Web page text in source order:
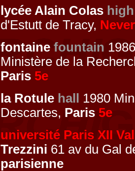
lycée Alain Colas
d'Estutt de Tracy,
fontaine fountain
Ministère de la
Paris 5e
la Rotule hall
1980
Descartes, Paris 5e
université Paris XII
Trezzini 61 av du Gal
parisienne